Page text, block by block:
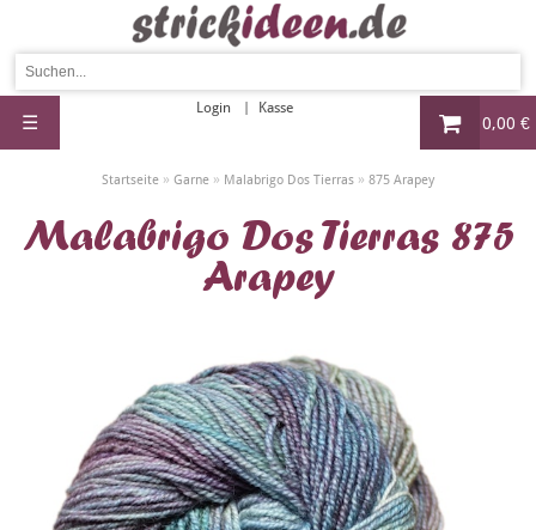
0,00 €
Login Kasse
☰
Startseite » Garne » Malabrigo Dos Tierras » 875 Arapey
Malabrigo Dos Tierras 875
Arapey